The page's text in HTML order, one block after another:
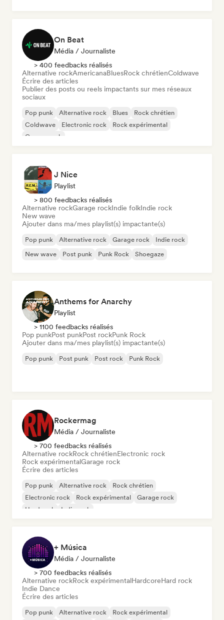
On Beat
Média / Journaliste
> 400 feedbacks réalisés
Alternative rockAmericanaBluesRock chrétienColdwave
Écrire des articles
Publier des posts ou reels impactants sur mes réseaux
sociaux
Pop punk Alternative rock Blues
Rock chrétien
Coldwave
Electronic rock
Rock expérimental
Garage rock
J Nice
Playlist
> 800 feedbacks réalisés
Alternative rockGarage rockIndie folkIndie rock
New wave
Ajouter dans ma/mes playlist(s) impactante(s)
Pop punk Alternative rock Garage rock
Indie rock
New wave
Post punk Punk Rock Shoegaze
Anthems for Anarchy
Playlist
> 1100 feedbacks réalisés
Pop punkPost punkPost rockPunk Rock
Ajouter dans ma/mes playlist(s) impactante(s)
Pop punk Post punk Post rock Punk Rock
Rockermag
Média / Journaliste
> 700 feedbacks réalisés
Alternative rockRock chrétienElectronic rock
Rock expérimentalGarage rock
Écrire des articles
Pop punk Alternative rock
Rock chrétien
Electronic rock
Rock expérimental
Garage rock
Hard rock
Indie rock
+ Música
Média / Journaliste
> 700 feedbacks réalisés
Alternative rockRock expérimentalHardcoreHard rock
Indie Dance
Écrire des articles
Pop punk Alternative rock
Rock expérimental